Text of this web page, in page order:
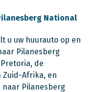
National
u uw huurauto op en
Pilanesberg
de
Zuid-Afrika, en
Pilanesberg